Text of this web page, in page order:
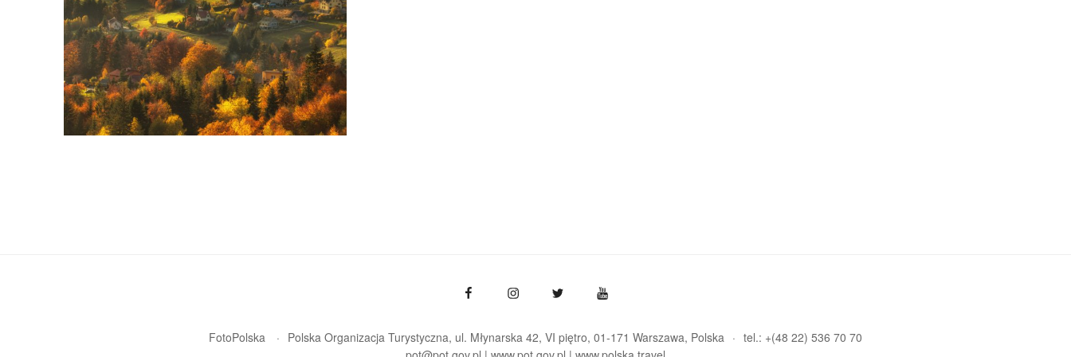
FotoPolska Polska Organizacja Turystyczna, ul. Młynarska 42, VI piętro, 01-171 Warszawa Polska
tel.: +(48 22) 536 70 70